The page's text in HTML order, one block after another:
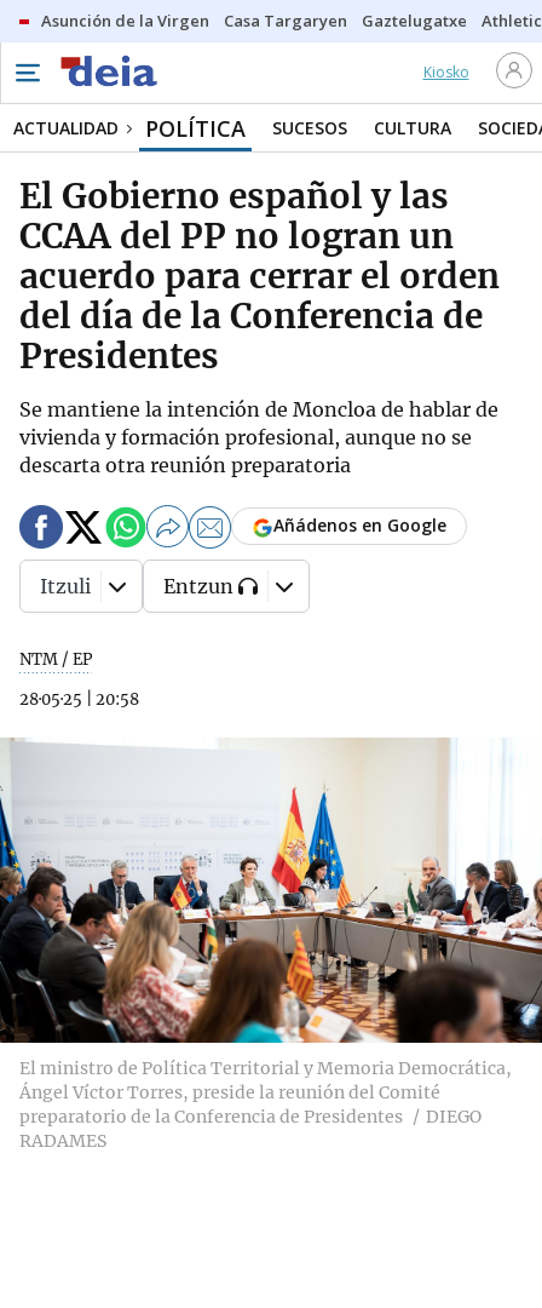
Asunción de la Virgen Casa Targaryen Gaztelugatxe Athletic
Kiosko
ACTUALIDAD POLÍTICA SUCESOS CULTURA
El Gobierno español y las
CCAA del PP no logran un
acuerdo para cerrar el orden
del día de la Conferencia de
Presidentes
Se mantiene la intención de Moncloa de hablar de
vivienda y formación profesional, aunque no se
descarta otra reunión preparatoria
NTM / EP
28·05·25
20:58
Añádenos en Google
Itzuli Entzun
El ministro de Política Territorial y Memoria Democrática,
Ángel Víctor Torres, preside la reunión del Comité
preparatorio de la Conferencia de Presidentes
DIEGO
RADAMES